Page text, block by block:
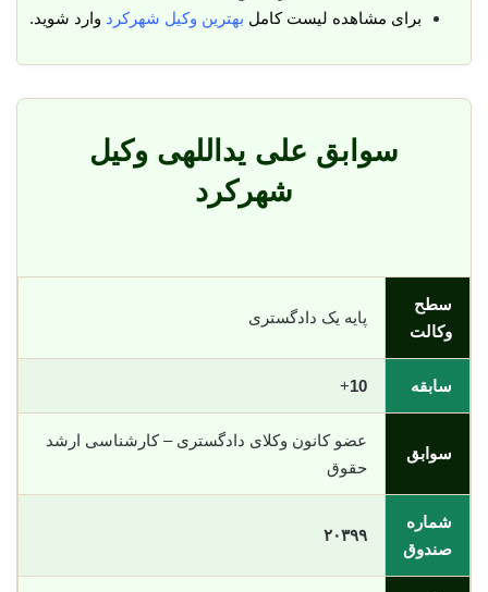
برای مشاهده لیست کامل بهترین وکیل شهرکرد وارد شوید.
سوابق علی یداللهی وکیل
شهرکرد
سطح
وکالت
پایه یک دادگستری
سابقه 10
+
سوابق
عضو کانون وکلای دادگستری – کارشناسی ارشد
حقوق
شماره
صندوق
٢٠٣٩٩